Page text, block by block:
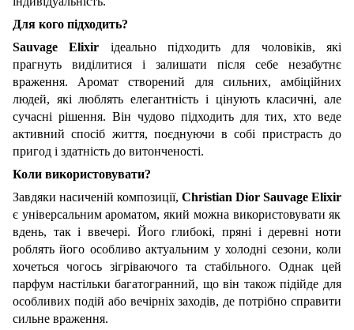
Для кого підходить?
Sauvage
Elixir ідеально підходить для чоловіків, які
прагнуть виділитися і залишати після себе незабутнє
враження. Аромат створений для сильних, амбіційних
людей, які люблять елегантність і цінують класичні, але
сучасні рішення. Він чудово підходить для тих, хто веде
активний спосіб життя, поєднуючи в собі пристрасть до
пригод і здатність до витонченості.
Коли використовувати?
Завдяки насиченій композиції, Christian Dior Sauvage Elixir
є універсальним ароматом, який можна використовувати як
вдень, так і ввечері. Його глибокі, пряні і деревні ноти
роблять його особливо актуальним у холодні сезони, коли
хочеться чогось зігріваючого та стабільного. Однак цей
парфум настільки багатогранний, що він також підійде для
особливих подій або вечірніх заходів, де потрібно справити
сильне враження.